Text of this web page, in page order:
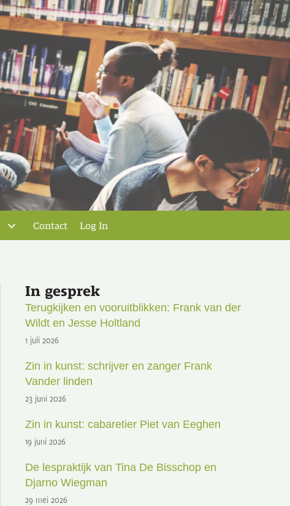
Contact Log In
In gesprek
Terugkijken en vooruitblikken: Frank van der
Wildt en Jesse Holtland
1 juli 2026
Zin in kunst: schrijver en zanger Frank
Vander linden
23 juni 2026
Zin in kunst: cabaretier Piet van Eeghen
19 juni 2026
De lespraktijk van Tina De Bisschop en
Djarno Wiegman
29 mei 2026